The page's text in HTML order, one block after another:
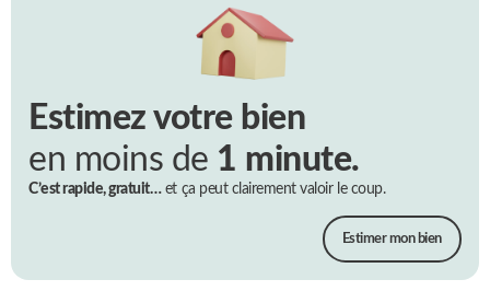
Estimez votre bien
en moins de 1 minute.
C’est rapide, gratuit…et ça peut clairement valoir le coup.
Estimer mon bien